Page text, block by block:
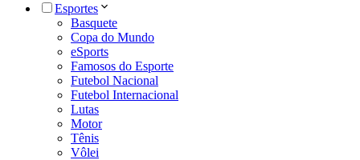
Esportes
Basquete
Copa do Mundo
eSports
Famosos do Esporte
Futebol Nacional
Futebol Internacional
Lutas
Motor
Tênis
Vôlei